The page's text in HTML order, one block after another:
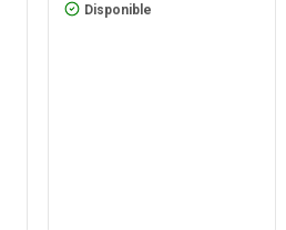
Disponible